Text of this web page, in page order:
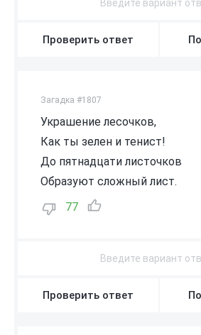
Проверить ответ
Загадка #1807
Украшение лесочков,
Как ты зелен и тенист!
До пятнадцати листочков
Образуют сложный лист.
77
Проверить ответ